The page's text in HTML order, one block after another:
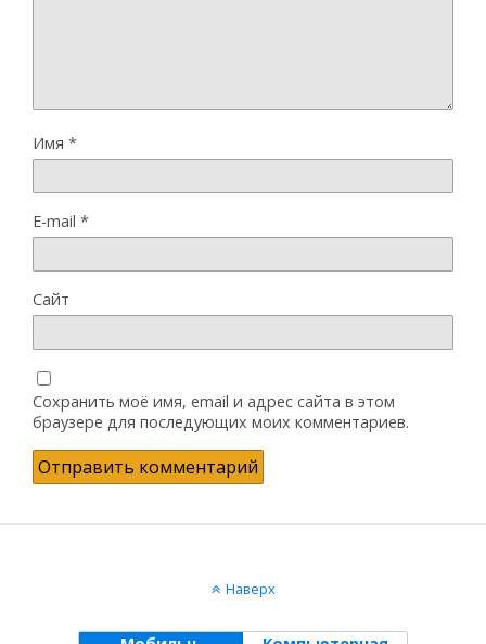
Имя *
E-mail *
Сайт
Сохранить моё имя, email и адрес сайта в этом
браузере для последующих моих комментариев.
Наверх